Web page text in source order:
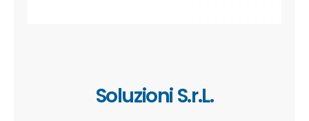
Soluzioni S.r.L.